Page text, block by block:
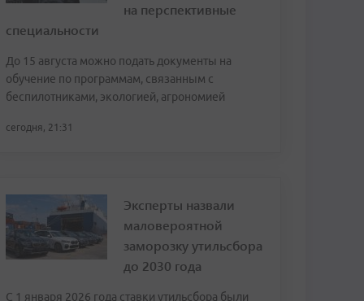
на перспективные
специальности
До 15 августа можно подать документы на
обучение по программам, связанным с
беспилотниками, экологией, агрономией
сегодня, 21:31
Эксперты назвали
маловероятной
заморозку утильсбора
до 2030 года
С 1 января 2026 года ставки утильсбора были